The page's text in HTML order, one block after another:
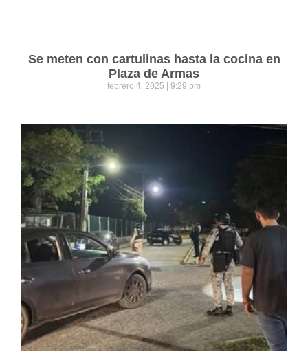
Se meten con cartulinas hasta la cocina en
Plaza de Armas
febrero 4, 2025 9:29 pm